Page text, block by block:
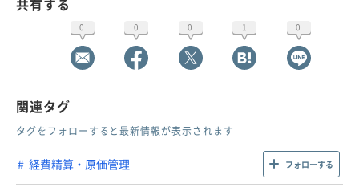
0 0 0 1 0
関連タグ
タグをフォローすると最新情報が表示されます
経費精算・原価管理 フォローする